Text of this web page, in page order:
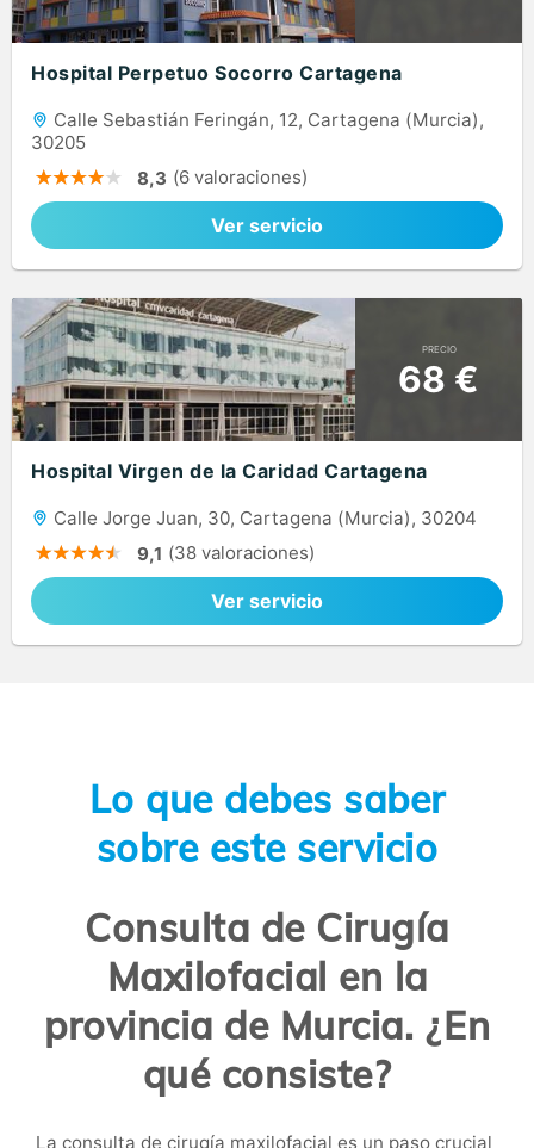
Hospital Perpetuo Socorro Cartagena
Calle Sebastián Feringán, 12, Cartagena (Murcia),
30205
8,3 (6 valoraciones)
Ver servicio
PRECIO
68 €
Hospital Virgen de la Caridad Cartagena
Calle Jorge Juan, 30, Cartagena (Murcia), 30204
9,1 (38 valoraciones)
Ver servicio
Lo que debes saber
sobre este servicio
Consulta de Cirugía
Maxilofacial en la
provincia de Murcia. ¿En
qué consiste?
La consulta de cirugía maxilofacial es un paso crucial